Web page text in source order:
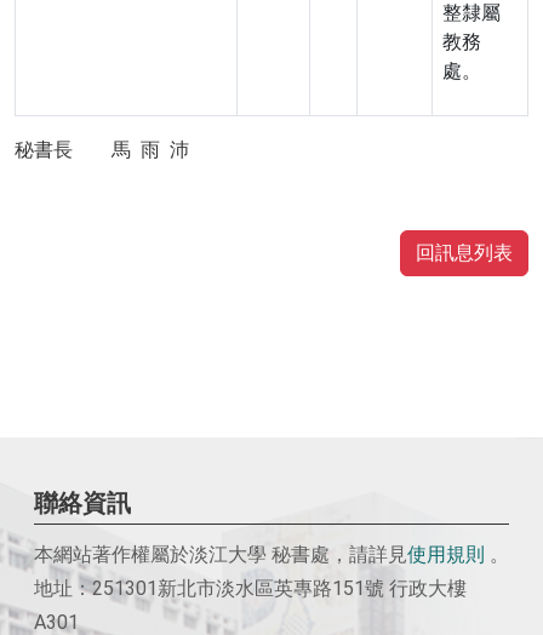
整隸屬
教務
處。
秘書長 馬 雨 沛
回訊息列表
聯絡資訊
本網站著作權屬於淡江大學 秘書處，請詳見使用規則 。
地址：251301新北市淡水區英專路151號 行政大樓
A301